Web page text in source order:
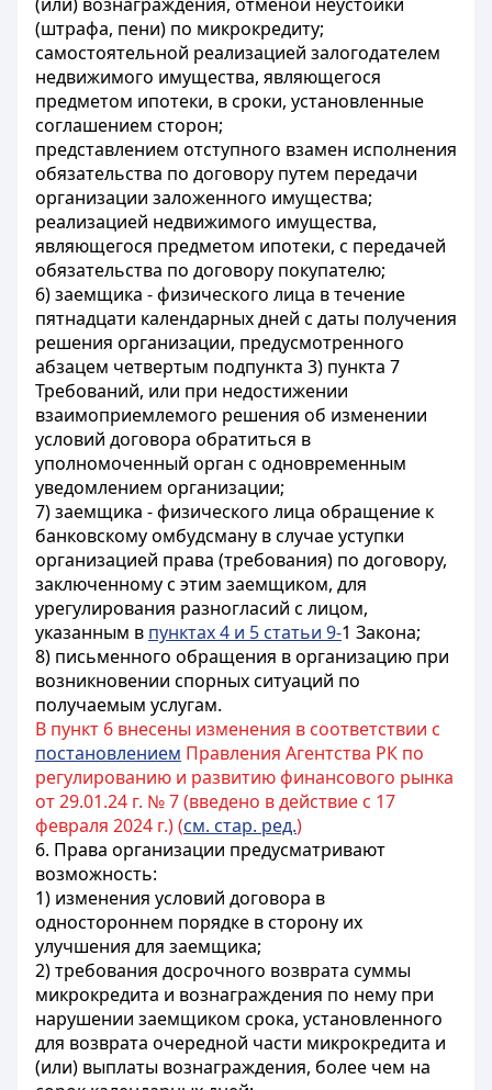
(штрафа, пени) по микрокредиту;
самостоятельной реализацией залогодателем
недвижимого имущества, являющегося
предметом ипотеки, в сроки, установленные
соглашением сторон;
представлением отступного взамен исполнения
обязательства по договору путем передачи
организации заложенного имущества;
реализацией недвижимого имущества,
являющегося предметом ипотеки, с передачей
обязательства по договору покупателю;
6) заемщика - физического лица в течение
пятнадцати календарных дней с даты получения
решения организации, предусмотренного
абзацем четвертым подпункта 3) пункта 7
Требований, или при недостижении
взаимоприемлемого решения об изменении
условий договора обратиться в
уполномоченный орган с одновременным
уведомлением организации;
7) заемщика - физического лица обращение к
банковскому омбудсману в случае уступки
организацией права (требования) по договору,
заключенному с этим заемщиком, для
урегулирования разногласий с лицом,
указанным в пунктах 4 и 5 статьи 9-1 Закона;
8) письменного обращения в организацию при
возникновении спорных ситуаций по
получаемым услугам.
В пункт 6 внесены изменения в соответствии с
постановлением Правления Агентства РК по
регулированию и развитию финансового рынка
от 29.01.24 г. № 7 (введено в действие с 17
февраля 2024 г.) (см. стар. ред.)
6. Права организации предусматривают
возможность:
1) изменения условий договора в
одностороннем порядке в сторону их
улучшения для заемщика;
2) требования досрочного возврата суммы
микрокредита и вознаграждения по нему при
нарушении заемщиком срока, установленного
для возврата очередной части микрокредита и
(или) выплаты вознаграждения, более чем на